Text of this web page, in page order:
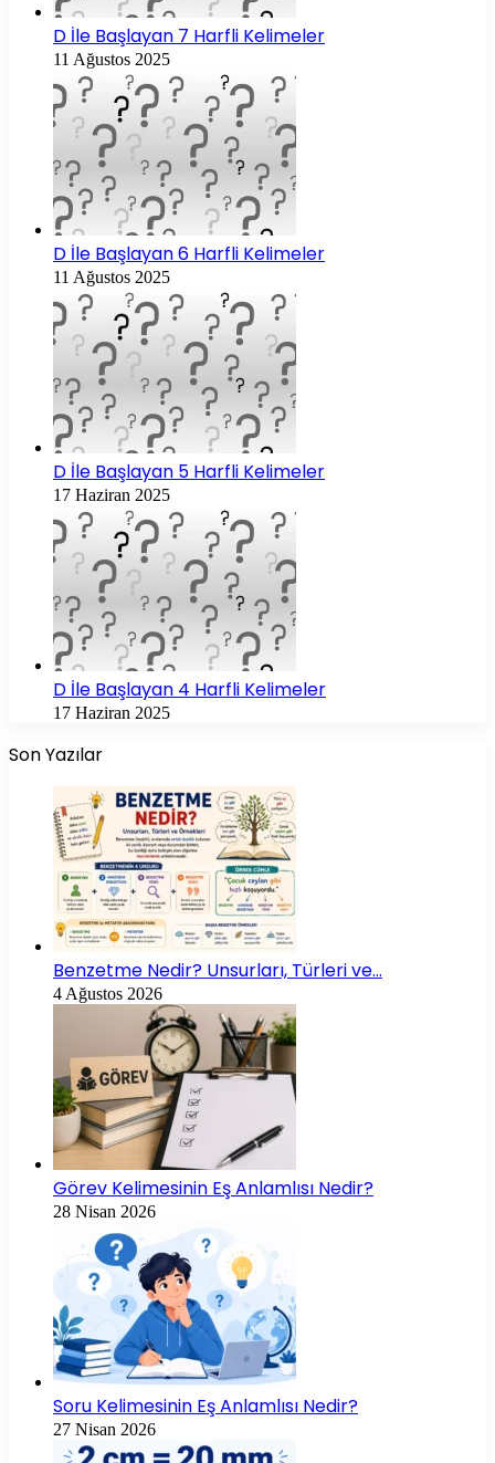
D İle Başlayan 7 Harfli Kelimeler
11 Ağustos 2025
D İle Başlayan 6 Harfli Kelimeler
11 Ağustos 2025
D İle Başlayan 5 Harfli Kelimeler
17 Haziran 2025
D İle Başlayan 4 Harfli Kelimeler
17 Haziran 2025
Son Yazılar
Benzetme Nedir? Unsurları, Türleri ve…
4 Ağustos 2026
Görev Kelimesinin Eş Anlamlısı Nedir?
28 Nisan 2026
Soru Kelimesinin Eş Anlamlısı Nedir?
27 Nisan 2026